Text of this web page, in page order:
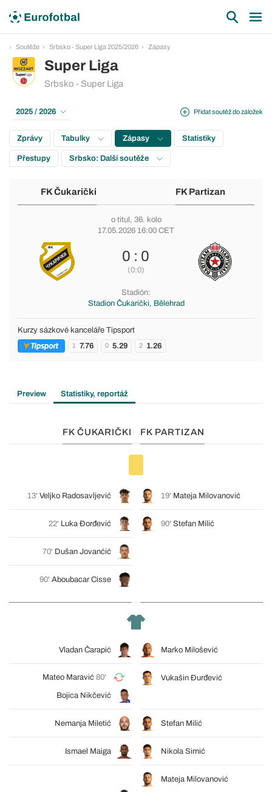
Soutěže Srbsko - Super Liga 2025/2026 Zápasy
Super Liga
Srbsko - Super Liga
Přidat soutěž do záložek
2025 / 2026
Zprávy Tabulky Zápasy Statistiky
Přestupy Srbsko: Další soutěže
FK Čukarički FK Partizan
o titul , 36. kolo
17.05.2026 16:00 CET
0 : 0
(0:0)
Stadión:
Stadion Čukarički, Bělehrad
Kurzy sázkové kanceláře Tipsport
1 7.76 0 5.29 2 1.26
Preview Statistiky, reportáž
FK ČUKARIČKI FK PARTIZAN
13' Veljko Radosavljević 19' Mateja Milovanović
22' Luka Đorđević 90' Stefan Milić
70' Dušan Jovanćić
90' Aboubacar Cisse
Vladan Čarapić Marko Milošević
Mateo Maravić 80'
Bojica Nikčević
Vukašin Đurđević
Nemanja Miletić Stefan Milić
Ismael Maiga Nikola Simić
Mateja Milovanović